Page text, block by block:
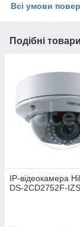
Всі умови
Подібні
IP-відеокамера
DS-2CD2752F-IZS